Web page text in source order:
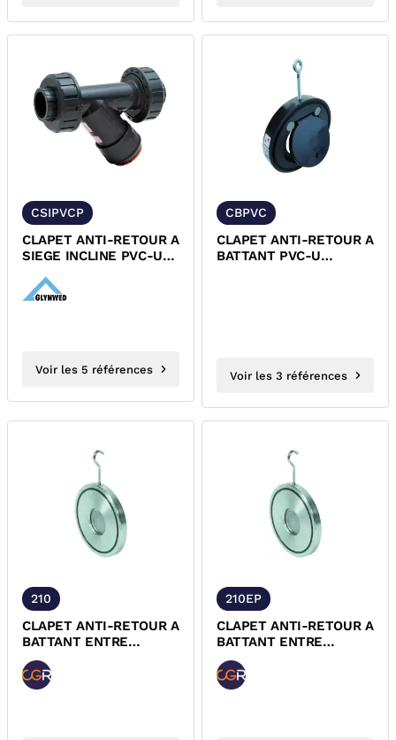
CSIPVCP
CLAPET ANTI-RETOUR A
SIEGE INCLINE PVC-U
Voir les 5 références
CBPVC
CLAPET ANTI-RETOUR A
BATTANT PVC-U
Voir les 3 références
210
CLAPET ANTI-RETOUR A
BATTANT ENTRE
BRIDES ACIER
ELECTRO-ZINGUE NBR
PN16 CGR
210EP
CLAPET ANTI-RETOUR A
BATTANT ENTRE
BRIDES ACIER
ELECTRO-ZINGUE EPDM
PN16 CGR